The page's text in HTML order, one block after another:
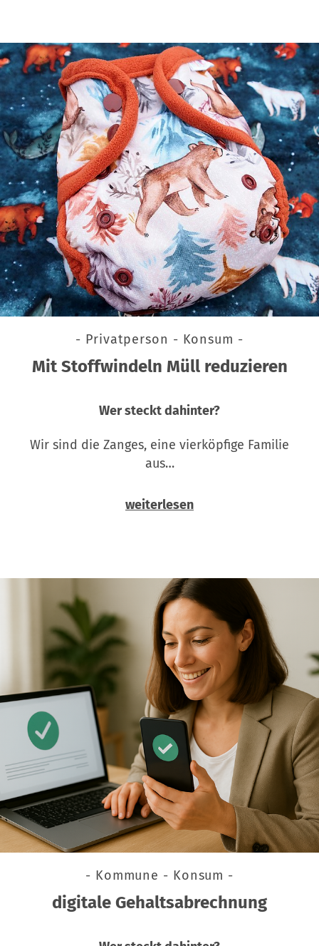
- Privatperson - Konsum -
Mit Stoffwindeln Müll reduzieren
Wer steckt dahinter?
Wir sind die Zanges, eine vierköpfige Familie
aus…
weiterlesen
- Kommune - Konsum -
digitale Gehaltsabrechnung